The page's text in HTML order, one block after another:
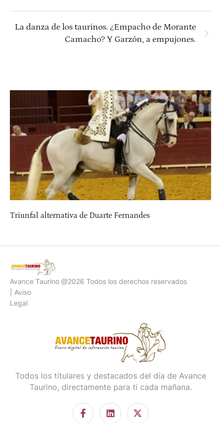
La danza de los taurinos. ¿Empacho de Morante
Camacho? Y Garzón, a empujones.
Triunfal alternativa de Duarte Fernandes
Avance Taurino @2026 Todos los derechos reservados
| Aviso
Legal
Todos los titulares y destacados del día de Avance
Taurino, directamente para ti cada mañana.